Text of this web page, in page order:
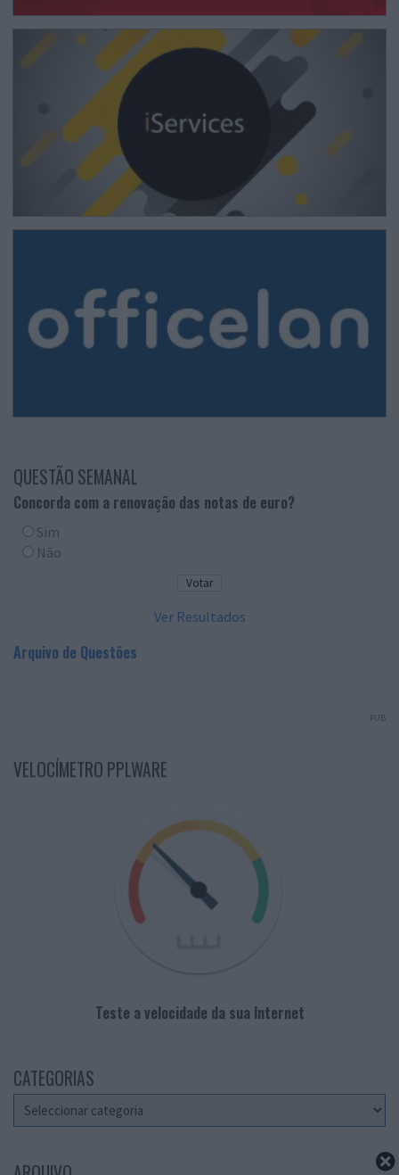
QUESTÃO SEMANAL
Concorda com a renovação das notas de euro?
Sim
Não
Ver Resultados
Arquivo de Questões
PUB
VELOCÍMETRO PPLWARE
Teste a velocidade da sua Internet
CATEGORIAS
Categorias